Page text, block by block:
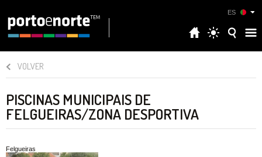
ES
VOLVER
PISCINAS MUNICIPAIS DE
FELGUEIRAS/ZONA DESPORTIVA
Felgueiras